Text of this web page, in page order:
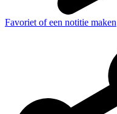
Favoriet of een notitie maken